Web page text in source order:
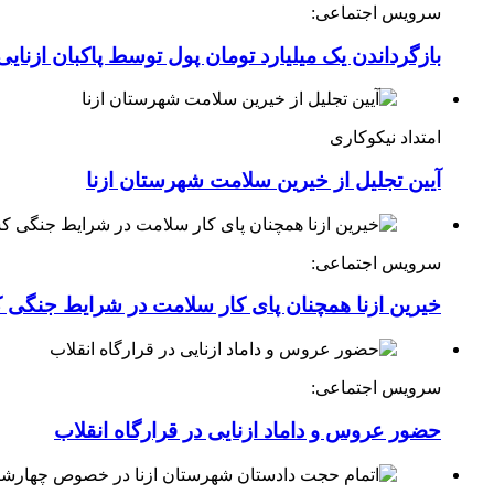
سرویس اجتماعی:
بازگرداندن یک میلیارد تومان پول توسط پاکبان
امتداد نیکوکاری
آیین تجلیل از خیرین سلامت شهرستان ازنا
سرویس اجتماعی:
خیرین ازنا همچنان پای کار سلامت در شرایط
سرویس اجتماعی:
حضور عروس و داماد ازنایی در قرارگاه انقلاب